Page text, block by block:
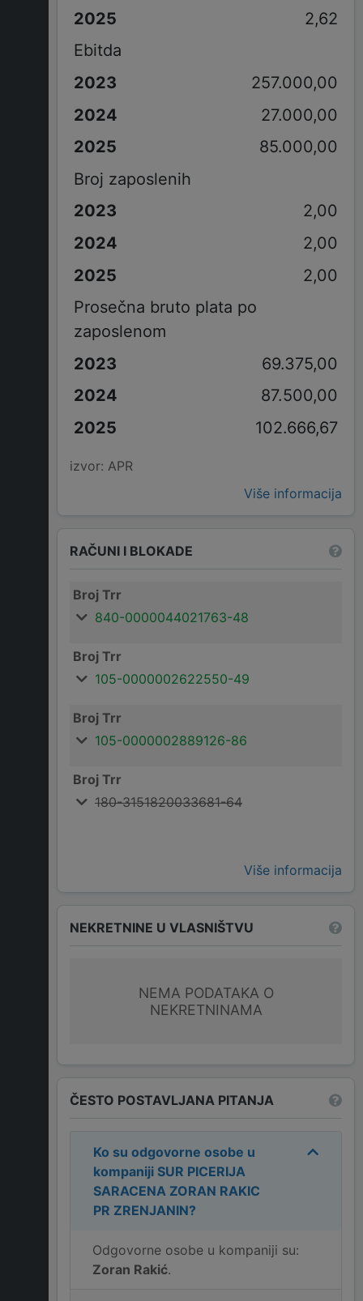
2,62
Ebitda
257.000,00
27.000,00
85.000,00
Broj zaposlenih
2,00
2,00
2,00
Prosečna bruto plata po
zaposlenom
69.375,00
87.500,00
102.666,67
izvor: APR
Više informacija
RAČUNI I BLOKADE
Broj Trr
840-0000044021763-48
Broj Trr
105-0000002622550-49
Broj Trr
105-0000002889126-86
Broj Trr
180-3151820033681-64
Više informacija
NEKRETNINE U VLASNIŠTVU
NEMA PODATAKA O
NEKRETNINAMA
ČESTO POSTAVLJANA PITANJA
Ko su odgovorne osobe u
kompaniji SUR PICERIJA
SARACENA ZORAN RAKIC
PR ZRENJANIN?
Odgovorne osobe u kompaniji su:
Zoran Rakić.